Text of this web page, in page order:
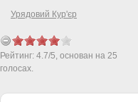
Урядовий Кур'єр
Рейтинг: 4.7/5, основан на 25
голосах.